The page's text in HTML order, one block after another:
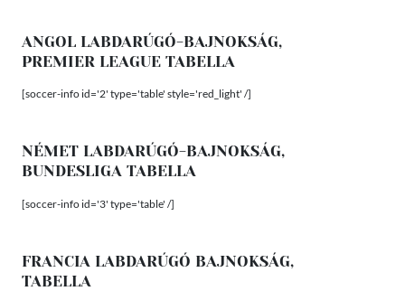
ANGOL LABDARÚGÓ-BAJNOKSÁG,
PREMIER LEAGUE TABELLA
[soccer-info id='2' type='table' style='red_light' /]
NÉMET LABDARÚGÓ-BAJNOKSÁG,
BUNDESLIGA TABELLA
[soccer-info id='3' type='table' /]
FRANCIA LABDARÚGÓ BAJNOKSÁG,
TABELLA